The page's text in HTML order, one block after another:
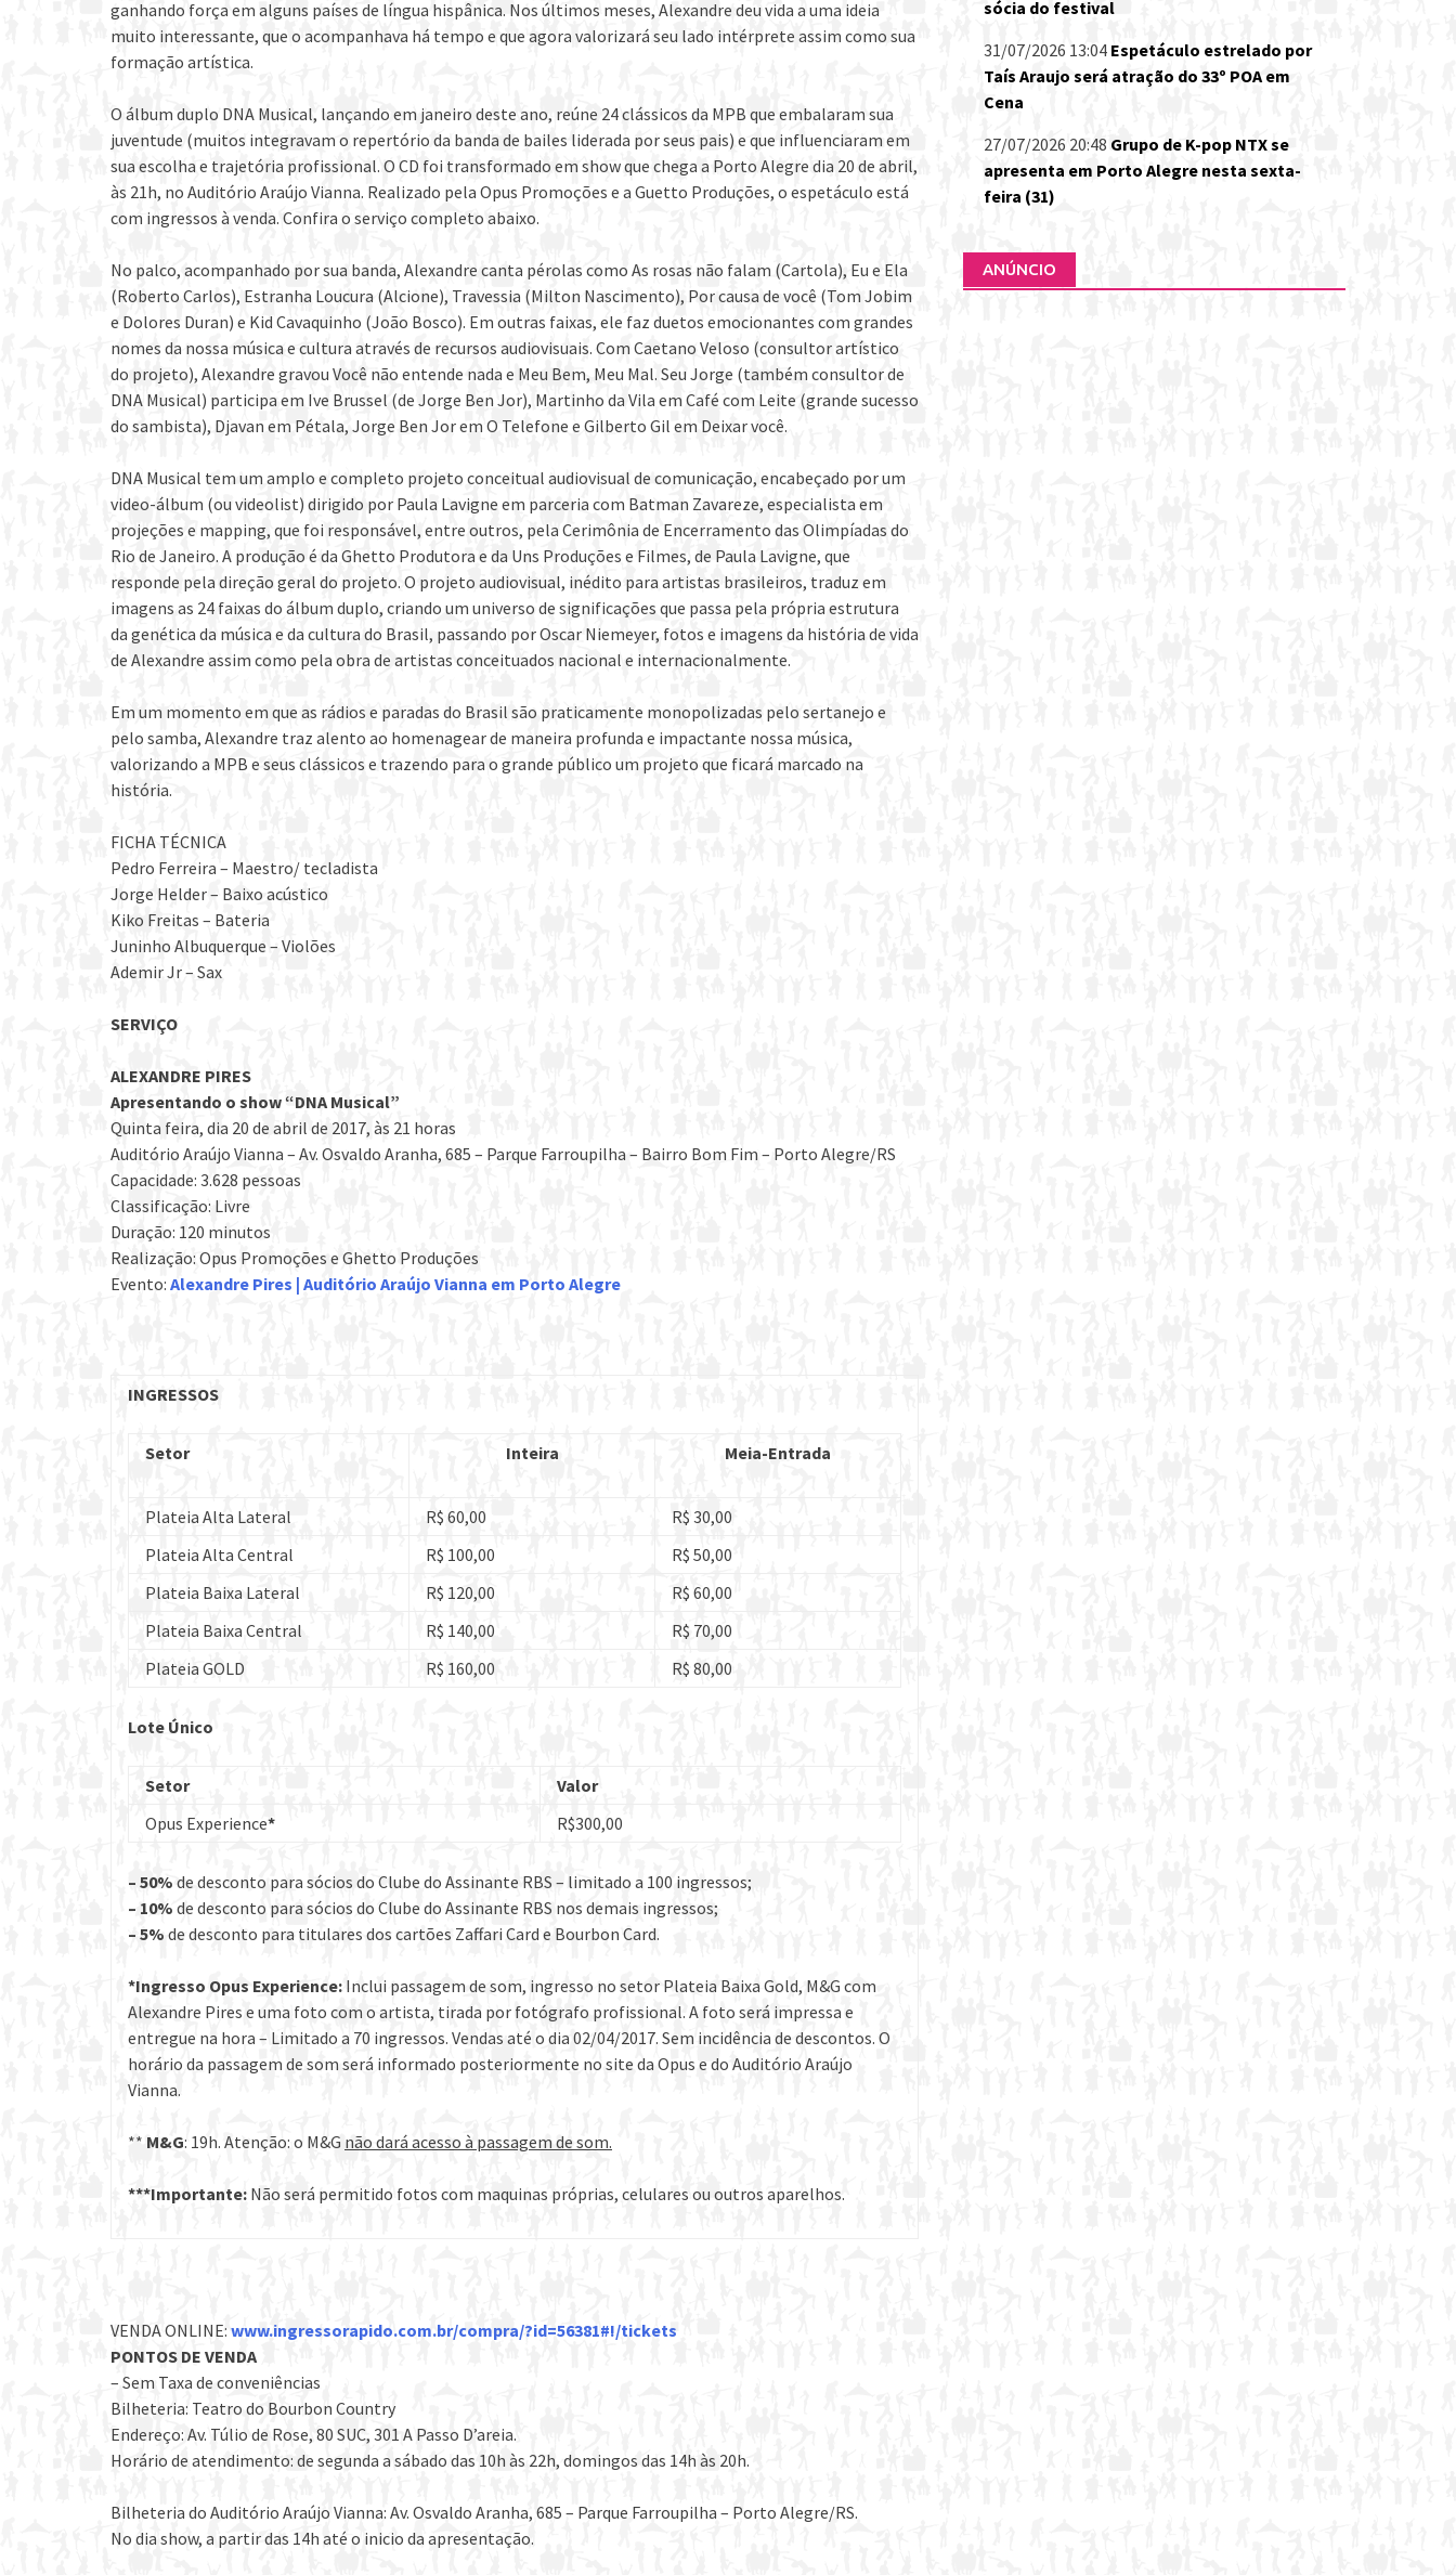
ganhando força em alguns países de língua hispânica. Nos últimos meses, Alexandre deu vida a uma ideia
muito interessante, que o acompanhava há tempo e que agora valorizará seu lado intérprete assim como sua
formação artística.
O álbum duplo DNA Musical, lançando em janeiro deste ano, reúne 24 clássicos da MPB que embalaram sua
juventude (muitos integravam o repertório da banda de bailes liderada por seus pais) e que influenciaram em
sua escolha e trajetória profissional. O CD foi transformado em show que chega a Porto Alegre dia 20 de abril,
às 21h, no Auditório Araújo Vianna. Realizado pela Opus Promoções e a Guetto Produções, o espetáculo está
com ingressos à venda. Confira o serviço completo abaixo.
No palco, acompanhado por sua banda, Alexandre canta pérolas como As rosas não falam (Cartola), Eu e Ela
(Roberto Carlos), Estranha Loucura (Alcione), Travessia (Milton Nascimento), Por causa de você (Tom Jobim
e Dolores Duran) e Kid Cavaquinho (João Bosco). Em outras faixas, ele faz duetos emocionantes com grandes
nomes da nossa música e cultura através de recursos audiovisuais. Com Caetano Veloso (consultor artístico
do projeto), Alexandre gravou Você não entende nada e Meu Bem, Meu Mal. Seu Jorge (também consultor de
DNA Musical) participa em Ive Brussel (de Jorge Ben Jor), Martinho da Vila em Café com Leite (grande sucesso
do sambista), Djavan em Pétala, Jorge Ben Jor em O Telefone e Gilberto Gil em Deixar você.
DNA Musical tem um amplo e completo projeto conceitual audiovisual de comunicação, encabeçado por um
video-álbum (ou videolist) dirigido por Paula Lavigne em parceria com Batman Zavareze, especialista em
projeções e mapping, que foi responsável, entre outros, pela Cerimônia de Encerramento das Olimpíadas do
Rio de Janeiro. A produção é da Ghetto Produtora e da Uns Produções e Filmes, de Paula Lavigne, que
responde pela direção geral do projeto. O projeto audiovisual, inédito para artistas brasileiros, traduz em
imagens as 24 faixas do álbum duplo, criando um universo de significações que passa pela própria estrutura
da genética da música e da cultura do Brasil, passando por Oscar Niemeyer, fotos e imagens da história de vida
de Alexandre assim como pela obra de artistas conceituados nacional e internacionalmente.
Em um momento em que as rádios e paradas do Brasil são praticamente monopolizadas pelo sertanejo e
pelo samba, Alexandre traz alento ao homenagear de maneira profunda e impactante nossa música,
valorizando a MPB e seus clássicos e trazendo para o grande público um projeto que ficará marcado na
história.
FICHA TÉCNICA
Pedro Ferreira – Maestro/ tecladista
Jorge Helder – Baixo acústico
Kiko Freitas – Bateria
Juninho Albuquerque – Violões
Ademir Jr – Sax
SERVIÇO
ALEXANDRE PIRES
Apresentando o show “DNA Musical”
Quinta feira, dia 20 de abril de 2017, às 21 horas
Auditório Araújo Vianna – Av. Osvaldo Aranha, 685 – Parque Farroupilha – Bairro Bom Fim – Porto Alegre/RS
Capacidade: 3.628 pessoas
Classificação: Livre
Duração: 120 minutos
Realização: Opus Promoções e Ghetto Produções
Evento: Alexandre Pires | Auditório Araújo Vianna em Porto Alegre
INGRESSOS
Setor Inteira Meia-Entrada
Plateia Alta Lateral R$ 60,00
R$ 30,00
Plateia Alta Central
R$ 100,00
R$ 50,00
Plateia Baixa Lateral
R$ 120,00
R$ 60,00
Plateia Baixa Central
R$ 140,00
R$ 70,00
Plateia GOLD
R$ 160,00 R$ 80,00
Lote Único
Setor
Valor
Opus Experience* R$300,00
– 50% de desconto para sócios do Clube do Assinante RBS – limitado a 100 ingressos;
– 10% de desconto para sócios do Clube do Assinante RBS nos demais ingressos;
– 5% de desconto para titulares dos cartões Zaffari Card e Bourbon Card.
*Ingresso Opus Experience: Inclui passagem de som, ingresso no setor Plateia Baixa Gold, M&G com
Alexandre Pires e uma foto com o artista, tirada por fotógrafo profissional. A foto será impressa e
entregue na hora – Limitado a 70 ingressos. Vendas até o dia 02/04/2017. Sem incidência de descontos. O
horário da passagem de som será informado posteriormente no site da Opus e do Auditório Araújo
Vianna.
** M&G: 19h. Atenção: o M&G não dará acesso à passagem de som.
***Importante: Não será permitido fotos com maquinas próprias, celulares ou outros aparelhos.
VENDA ONLINE: www.ingressorapido.com.br/compra/?id=56381#!/tickets
PONTOS DE VENDA
– Sem Taxa de conveniências
Bilheteria: Teatro do Bourbon Country
Endereço: Av. Túlio de Rose, 80 SUC, 301 A Passo D’areia.
Horário de atendimento: de segunda a sábado das 10h às 22h, domingos das 14h às 20h.
Bilheteria do Auditório Araújo Vianna: Av. Osvaldo Aranha, 685 – Parque Farroupilha – Porto Alegre/RS.
No dia show, a partir das 14h até o inicio da apresentação.
sócia do festival
31/07/2026 13:04 Espetáculo estrelado por
Taís Araujo será atração do 33º POA em
Cena
27/07/2026 20:48 Grupo de K-pop NTX se
apresenta em Porto Alegre nesta sexta-
feira (31)
ANÚNCIO